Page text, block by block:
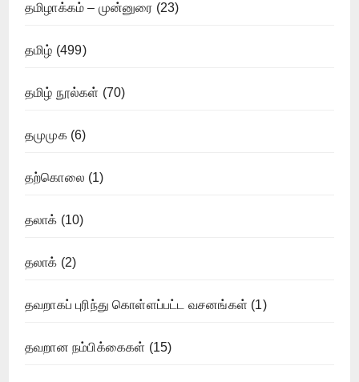
தமிழாக்கம் – முன்னுரை (23)
தமிழ் (499)
தமிழ் நூல்கள் (70)
தமுமுக(6)
தற்கொலை (1)
தலாக் (10)
தலாக் (2)
தவறாகப் புரிந்து கொள்ளப்பட்ட வசனங்கள் (1)
தவறான நம்பிக்கைகள் (15)